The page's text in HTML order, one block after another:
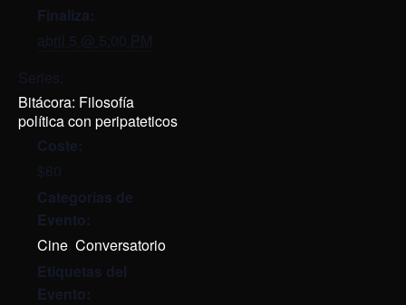
Finaliza:
abril 5 @ 5:00 PM
Series:
Bitácora: Filosofía
política con peripateticos
Coste:
$60
Categorías de
Evento:
Cine, Conversatorio
Etiquetas del
Evento: